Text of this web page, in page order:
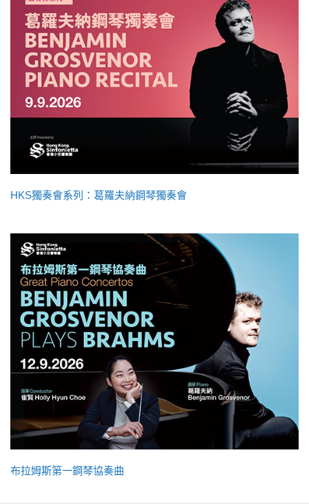
HKS獨奏會系列：葛羅夫納鋼琴獨奏會
布拉姆斯第一鋼琴協奏曲